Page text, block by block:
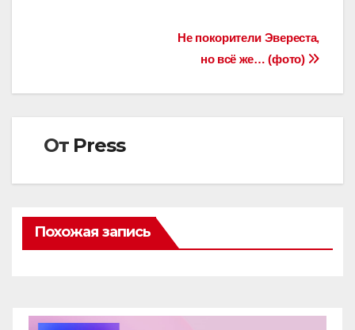
Не покорители Эвереста,
но всё же… (фото)
От Press
Похожая запись